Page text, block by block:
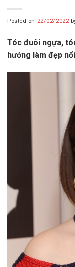
Posted on 22/02/2022
Tóc đuôi ngựa,
hướng làm đẹp